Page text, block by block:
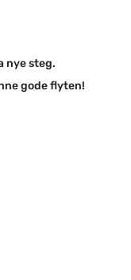
nye steg.
gode flyten!